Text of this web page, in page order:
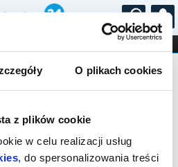
O plikach cookies
z plików cookie
w celu realizacji usług
, do spersonalizowania treści
...
I BALET
STAND-UP
line na wydarzenie